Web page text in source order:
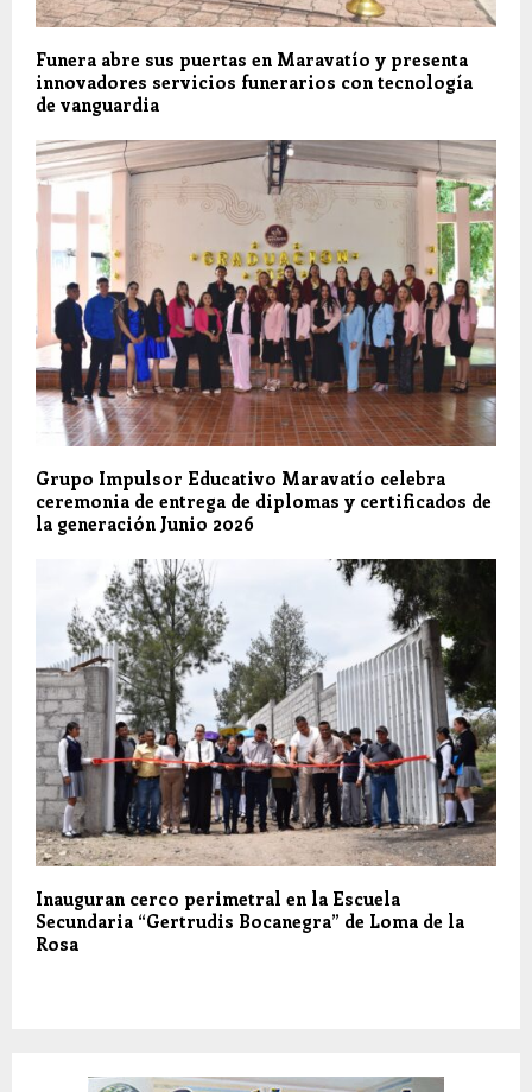
Funera abre sus puertas en Maravatío y presenta
innovadores servicios funerarios con tecnología
de vanguardia
Grupo Impulsor Educativo Maravatío celebra
ceremonia de entrega de diplomas y certificados de
la generación Junio 2026
Inauguran cerco perimetral en la Escuela
Secundaria “Gertrudis Bocanegra” de Loma de la
Rosa